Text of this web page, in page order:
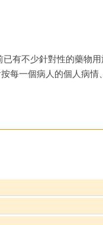
有不少針對性的藥物
每一個病人的個人病